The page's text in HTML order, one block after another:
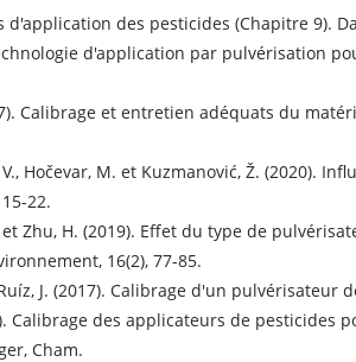
d'application des pesticides (Chapitre 9).
d'application par pulvérisation
Calibrage et entretien adéquats du
V., Hočevar, M. et Kuzmanović, Ž. (2020).
22.
et Zhu, H. (2019). Effet du type de
16(2), 77-85.
J. (2017). Calibrage d'un pulvérisateur
Calibrage des applicateurs de
Cham.